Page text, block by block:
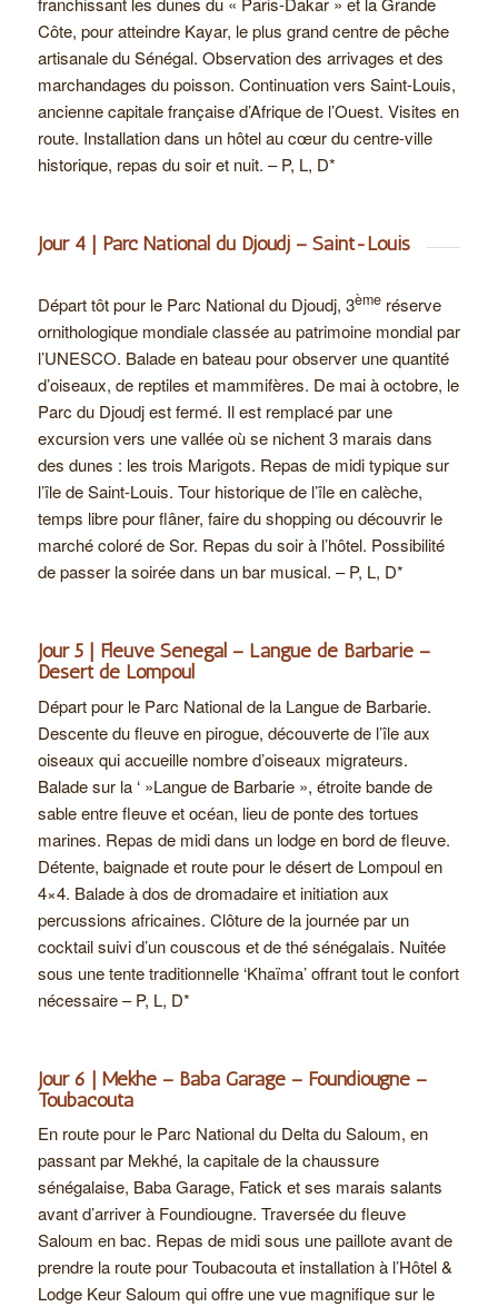
Côte, pour atteindre Kayar, le plus grand centre de pêche
artisanale du Sénégal. Observation des arrivages et des
marchandages du poisson. Continuation vers Saint-Louis,
ancienne capitale française d’Afrique de l’Ouest. Visites en
route. Installation dans un hôtel au cœur du centre-ville
historique, repas du soir et nuit. – P, L, D*
Jour 4 | Parc National du Djoudj – Saint-Louis
Départ tôt pour le Parc National du Djoudj, 3èmeréserve
ornithologique mondiale classée au patrimoine mondial par
l’UNESCO. Balade en bateau pour observer une quantité
d’oiseaux, de reptiles et mammifères. De mai à octobre, le
Parc du Djoudj est fermé. Il est remplacé par une
excursion vers une vallée où se nichent 3 marais dans
des dunes : les trois Marigots. Repas de midi typique sur
l’île de Saint-Louis. Tour historique de l’île en calèche,
temps libre pour flâner, faire du shopping ou découvrir le
marché coloré de Sor. Repas du soir à l’hôtel. Possibilité
de passer la soirée dans un bar musical. – P, L, D*
Jour 5 | Fleuve Sénégal – Langue de Barbarie –
Désert de Lompoul
Départ pour le Parc National de la Langue de Barbarie.
Descente du fleuve en pirogue, découverte de l’île aux
oiseaux qui accueille nombre d’oiseaux migrateurs.
Balade sur la ‘ »Langue de Barbarie », étroite bande de
sable entre fleuve et océan, lieu de ponte des tortues
marines. Repas de midi dans un lodge en bord de fleuve.
Détente, baignade et route pour le désert de Lompoul en
4×4. Balade à dos de dromadaire et initiation aux
percussions africaines. Clôture de la journée par un
cocktail suivi d’un couscous et de thé sénégalais. Nuitée
sous une tente traditionnelle ‘Khaïma’ offrant tout le confort
nécessaire – P, L, D*
Jour 6 | Mekhé – Baba Garage – Foundiougne –
Toubacouta
En route pour le Parc National du Delta du Saloum, en
passant par Mekhé, la capitale de la chaussure
sénégalaise, Baba Garage, Fatick et ses marais salants
avant d’arriver à Foundiougne. Traversée du fleuve
Saloum en bac. Repas de midi sous une paillote avant de
prendre la route pour Toubacouta et installation à l’Hôtel &
Lodge Keur Saloum qui offre une vue magnifique sur le